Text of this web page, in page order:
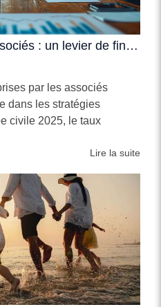
Comptes courants d’associés : un levier de financement attractif pour les dirigeants
par les associés
dans les stratégies
civile 2025, le taux
Lire la suite